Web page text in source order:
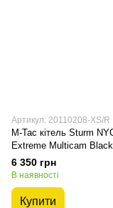
Артикул: 20110208-XS/R
M-Tac кітель Sturm
Extreme Multicam
6 350 грн
В наявності
Купити